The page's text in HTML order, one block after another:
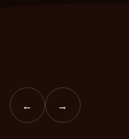
← →